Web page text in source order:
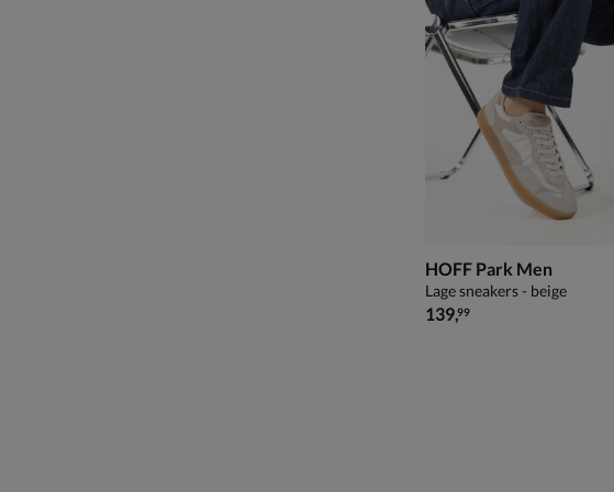
HOFF Park Men
Lage sneakers - beige
€ 139,99
139,99